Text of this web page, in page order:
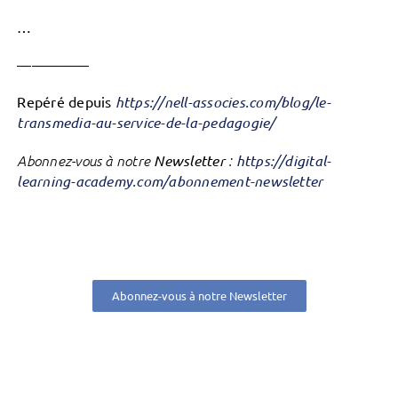
—————
Repéré depuis https://nell-associes.com/blog/le-
transmedia-au-service-de-la-pedagogie/
Abonnez-vous à notre Newsletter: https://digital-
learning-academy.com/abonnement-newsletter
Abonnez-vous à notre Newsletter